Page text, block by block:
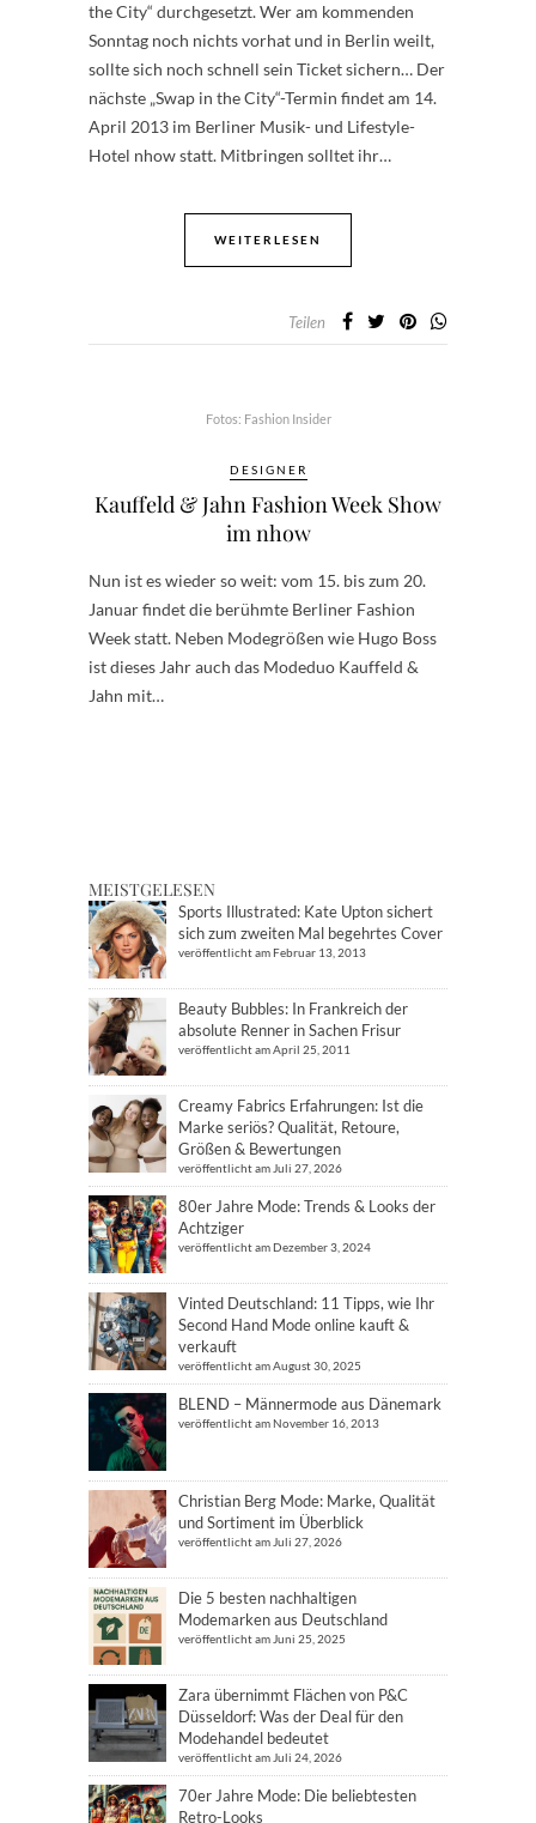
the City“ durchgesetzt. Wer am kommenden
Sonntag noch nichts vorhat und in Berlin weilt,
sollte sich noch schnell sein Ticket sichern… Der
nächste „Swap in the City“-Termin findet am 14.
April 2013 im Berliner Musik- und Lifestyle-
Hotel nhow statt. Mitbringen solltet ihr…
WEITERLESEN
Teilen
Fotos: Fashion Insider
DESIGNER
Kauffeld & Jahn Fashion Week Show
im nhow
Nun ist es wieder so weit: vom 15. bis zum 20.
Januar findet die berühmte Berliner Fashion
Week statt. Neben Modegrößen wie Hugo Boss
ist dieses Jahr auch das Modeduo Kauffeld &
Jahn mit…
MEISTGELESEN
Sports Illustrated: Kate Upton sichert
sich zum zweiten Mal begehrtes Cover
veröffentlicht am Februar 13, 2013
Beauty Bubbles: In Frankreich der
absolute Renner in Sachen Frisur
veröffentlicht am April 25, 2011
Creamy Fabrics Erfahrungen: Ist die
Marke seriös? Qualität, Retoure,
Größen & Bewertungen
veröffentlicht am Juli 27, 2026
80er Jahre Mode: Trends & Looks der
Achtziger
veröffentlicht am Dezember 3, 2024
Vinted Deutschland: 11 Tipps, wie Ihr
Second Hand Mode online kauft &
verkauft
veröffentlicht am August 30, 2025
BLEND – Männermode aus Dänemark
veröffentlicht am November 16, 2013
Christian Berg Mode: Marke, Qualität
und Sortiment im Überblick
veröffentlicht am Juli 27, 2026
Die 5 besten nachhaltigen
Modemarken aus Deutschland
veröffentlicht am Juni 25, 2025
Zara übernimmt Flächen von P&C
Düsseldorf: Was der Deal für den
Modehandel bedeutet
veröffentlicht am Juli 24, 2026
70er Jahre Mode: Die beliebtesten
Retro-Looks